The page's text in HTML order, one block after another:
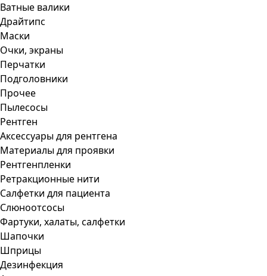
Ватные валики
Драйтипс
Маски
Очки, экраны
Перчатки
Подголовники
Прочее
Пылесосы
Рентген
Аксессуары для рентгена
Материалы для проявки
Рентгенпленки
Ретракционные нити
Салфетки для пациента
Слюноотсосы
Фартуки, халаты, салфетки
Шапочки
Шприцы
Дезинфекция